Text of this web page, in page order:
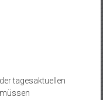
tagesaktuellen